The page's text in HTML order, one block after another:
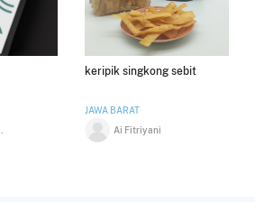
keripik singkong sebit
JAWA BARAT
Ai Fitriyani